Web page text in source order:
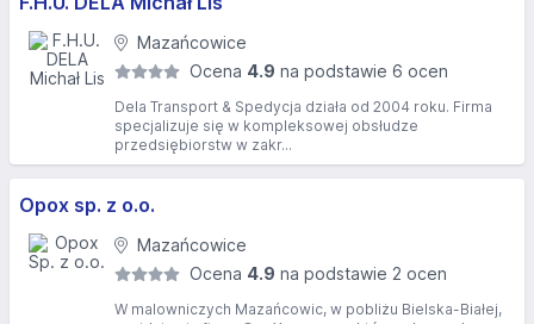
Mazańcowice
Ocena 4.9 na podstawie 6 ocen
Dela Transport & Spedycja działa od 2004 roku. Firma
specjalizuje się w kompleksowej obsłudze
przedsiębiorstw w zakr...
Opox sp. z o.o.
Mazańcowice
Ocena 4.9 na podstawie 2 ocen
W malowniczych Mazańcowic, w pobliżu Bielska-Białej,